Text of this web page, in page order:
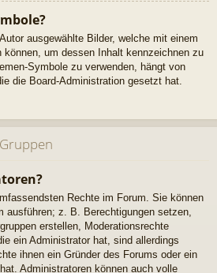
ausgewählte Bilder, welche mit einem
können, um dessen Inhalt kennzeichnen zu
Symbole zu verwenden, hängt von
die Board-Administration gesetzt hat.
Rechte im Forum. Sie können
ausführen; z. B. Berechtigungen setzen,
erstellen, Moderationsrechte
ein Administrator hat, sind allerdings
ihnen ein Gründer des Forums oder ein
Administratoren können auch volle